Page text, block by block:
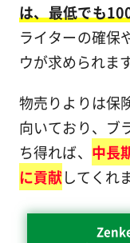
は、最低でも
ライターの確保
ウが求められま
物売りよりは保
向いており、ブ
ち得れば、 中長
に貢献してくれ